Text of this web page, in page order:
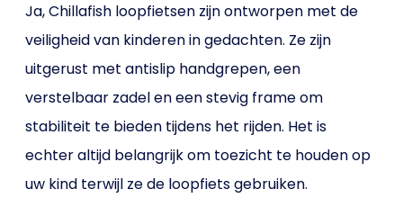
Ja, Chillafish loopfietsen zijn ontworpen met de
veiligheid van kinderen in gedachten. Ze zijn
uitgerust met antislip handgrepen, een
verstelbaar zadel en een stevig frame om
stabiliteit te bieden tijdens het rijden. Het is
echter altijd belangrijk om toezicht te houden op
uw kind terwijl ze de loopfiets gebruiken.